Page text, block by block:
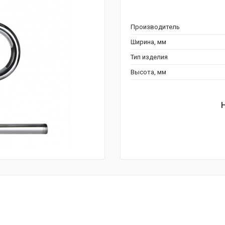
Производитель
Ширина, мм
Тип изделия
Высота, мм